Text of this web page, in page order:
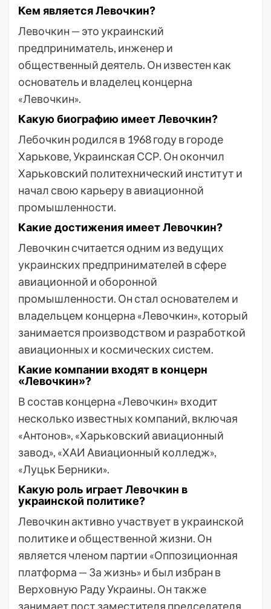
Кем является Левочкин?
Левочкин — это украинский
предприниматель, инженер и
общественный деятель. Он известен как
основатель и владелец концерна
«Левочкин».
Какую биографию имеет Левочкин?
Лебочкин родился в 1968 году в городе
Харькове, Украинская ССР. Он окончил
Харьковский политехнический институт и
начал свою карьеру в авиационной
промышленности.
Какие достижения имеет Левочкин?
Левочкин считается одним из ведущих
украинских предпринимателей в сфере
авиационной и оборонной
промышленности. Он стал основателем и
владельцем концерна «Левочкин», который
занимается производством и разработкой
авиационных и космических систем.
Какие компании входят в концерн
«Левочкин»?
В состав концерна «Левочкин» входит
несколько известных компаний, включая
«Антонов», «Харьковский авиационный
завод», «ХАИ Авиационный колледж»,
«Луцьк Берники».
Какую роль играет Левочкин в
украинской политике?
Левочкин активно участвует в украинской
политике и общественной жизни. Он
является членом партии «Оппозиционная
платформа — За жизнь» и был избран в
Верховную Раду Украины. Он также
занимает пост заместителя председателя